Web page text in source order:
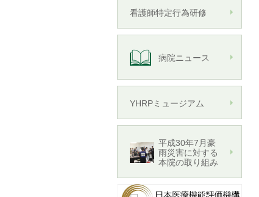
看護師特定行為研修
病院ニュース
YHRPミュージアム
平成30年7月豪
雨災害に対する
本院の取り組み